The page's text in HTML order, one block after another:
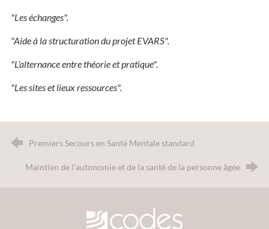
"Les échanges".
"Aide à la structuration du projet EVARS".
"L'alternance entre théorie et pratique".
"Les sites et lieux ressources".
Premiers Secours en Santé Mentale standard
Maintien de l'autonomie et de la santé de la personne âgée
CODES 30 - Comité